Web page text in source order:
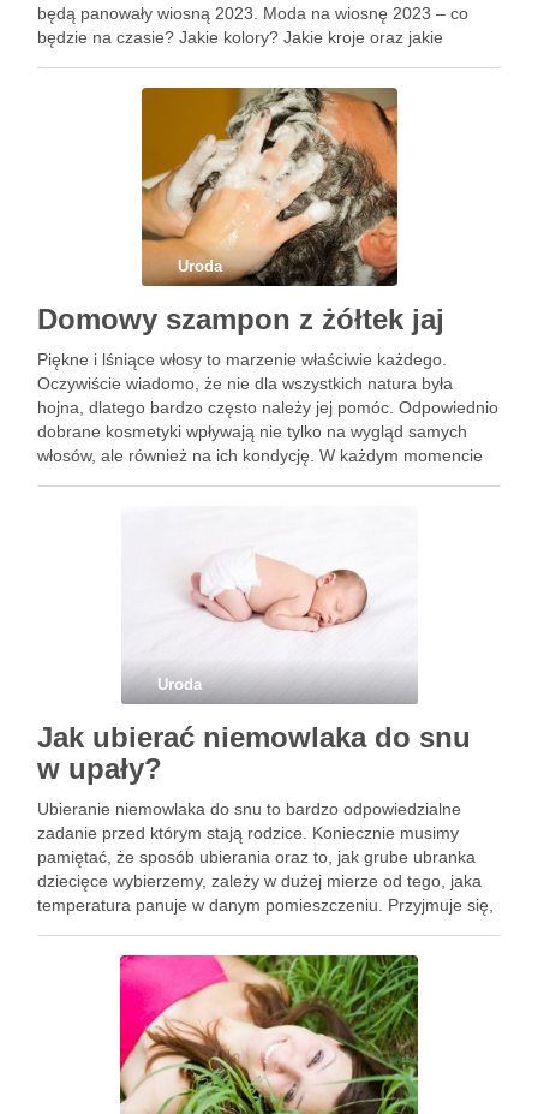
będą panowały wiosną 2023. Moda na wiosnę 2023 – co
będzie na czasie? Jakie kolory? Jakie kroje oraz jakie
Uroda
Domowy szampon z żółtek jaj
Piękne i lśniące włosy to marzenie właściwie każdego.
Oczywiście wiadomo, że nie dla wszystkich natura była
hojna, dlatego bardzo często należy jej pomóc. Odpowiednio
dobrane kosmetyki wpływają nie tylko na wygląd samych
włosów, ale również na ich kondycję. W każdym momencie
Uroda
Jak ubierać niemowlaka do snu
w upały?
Ubieranie niemowlaka do snu to bardzo odpowiedzialne
zadanie przed którym stają rodzice. Koniecznie musimy
pamiętać, że sposób ubierania oraz to, jak grube ubranka
dziecięce wybierzemy, zależy w dużej mierze od tego, jaka
temperatura panuje w danym pomieszczeniu. Przyjmuje się,
dziecko, powinna wahać się …